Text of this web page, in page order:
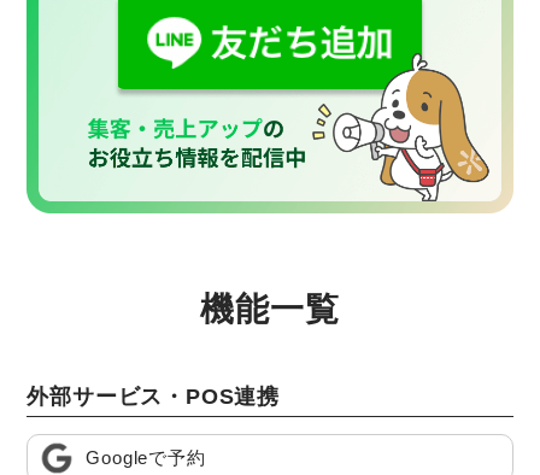
機能一覧
外部サービス・POS連携
Googleで予約